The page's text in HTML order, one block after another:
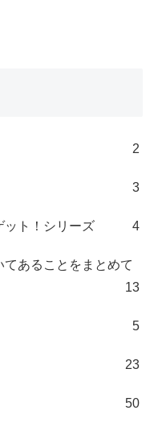
2
3
ット！シリーズ 4
てあることをまとめて
13
5
23
50